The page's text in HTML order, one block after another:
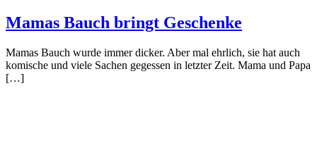
Mamas Bauch bringt Geschenke
Mamas Bauch wurde immer dicker. Aber mal ehrlich, sie hat auch
komische und viele Sachen gegessen in letzter Zeit. Mama und Papa
[…]